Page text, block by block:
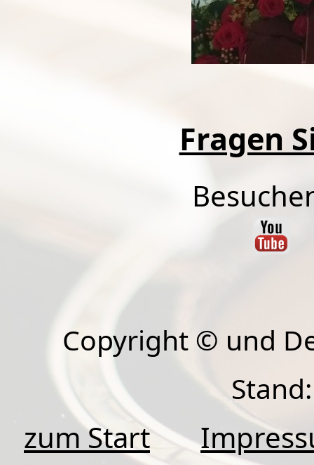
Fragen
Copyright © und
zum Start